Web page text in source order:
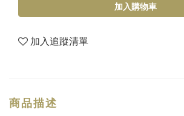
加入購物車
加入追蹤清單
商品描述